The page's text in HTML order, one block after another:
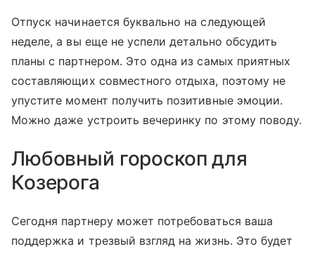
Отпуск начинается буквально на следующей
неделе, а вы еще не успели детально обсудить
планы с партнером. Это одна из самых приятных
составляющих совместного отдыха, поэтому не
упустите момент получить позитивные эмоции.
Можно даже устроить вечеринку по этому поводу.
Любовный гороскоп для
Козерога
Сегодня партнеру может потребоваться ваша
поддержка и трезвый взгляд на жизнь. Это будет